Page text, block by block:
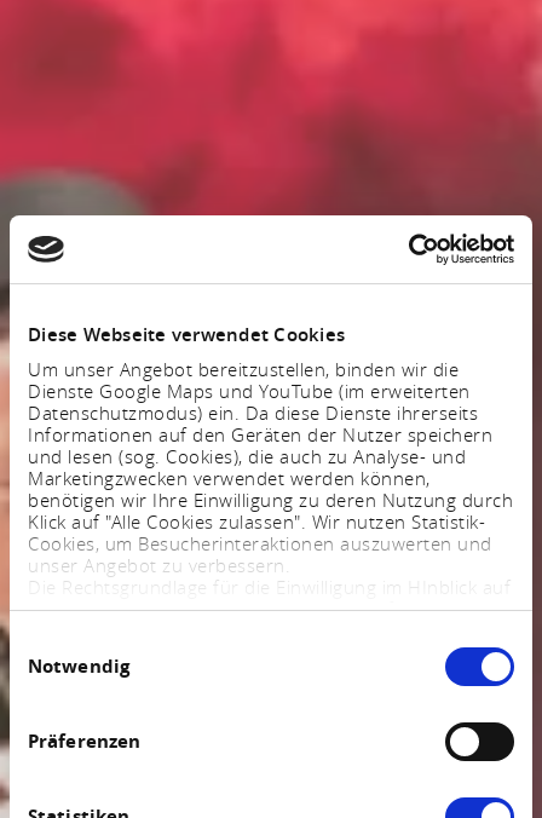
Diese Webseite verwendet Cookies
Um unser Angebot bereitzustellen, binden wir die
Dienste Google Maps und YouTube (im erweiterten
Datenschutzmodus) ein. Da diese Dienste ihrerseits
Informationen auf den Geräten der Nutzer speichern
und lesen (sog. Cookies), die auch zu Analyse- und
Marketingzwecken verwendet werden können,
benötigen wir Ihre Einwilligung zu deren Nutzung durch
Klick auf "Alle Cookies zulassen". Wir nutzen Statistik-
Cookies, um Besucherinteraktionen auszuwerten und
unser Angebot zu verbessern.
Die Rechtsgrundlage für die Einwilligung im HInblick auf
die Speicherung und das Auslesen von Informationen
Verarbeitung personenbezogener Daten Art. 6 Abs. 1
lit. a DSGVO.
widerrufen. Weitere Informationen finden Sie in
Einwilligungsauswahl
Notwendig
Präferenzen